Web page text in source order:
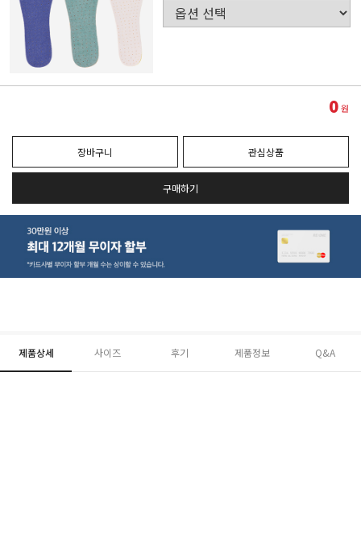
0원
장바구니 관심상품
구매하기
제품상세 사이즈 후기 제품정보 Q&A